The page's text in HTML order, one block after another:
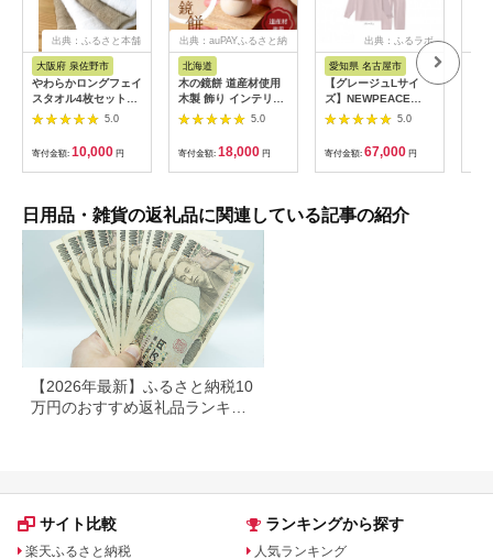
出典：ふるさと本舗
大阪府 泉佐野市
やわらかロングフェイ
スタオル4枚セットB
G4567
5.0
寄付金額: 10,000 円
出典：auPAYふるさと納
北海道
木の鏡餅 道産材使用
木製 飾り インテリア
HOKKAIDO WOOD
木製 鏡餅 正月飾り イ
ンテリア 日本製 北海
道 道産材 木工 雑貨
縁起物 ギフト おしゃ
5.0
寄付金額: 18,000 円
出典：ふるラボ
愛知県 名古屋市
【グレージュLサイ
ズ】NEWPEACE
Recovery Wear
Sleep Set Long
5.0
寄付金額: 67,000 円
日用品・雑貨の返礼品に関連している記事の紹介
【2026年最新】ふるさと納税10
万円のおすすめ返礼品ランキン
サイト比較
楽天ふるさと納税
ランキングから探す
人気ランキング